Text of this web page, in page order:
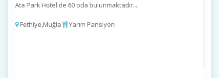
Ata Park Hotel'de 60 oda bulunmaktadır....
Fethiye,Muğla Yarım Pansiyon